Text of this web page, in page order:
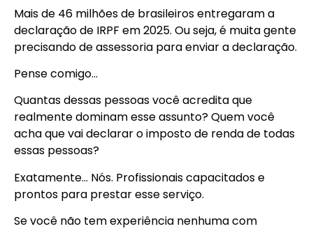
Mais de 46 milhões de brasileiros entregaram a
declaração de IRPF em 2025. Ou seja, é muita gente
precisando de assessoria para enviar a declaração.
Pense comigo…
Quantas dessas pessoas você acredita que
realmente dominam esse assunto? Quem você
acha que vai declarar o imposto de renda de todas
essas pessoas?
Exatamente… Nós. Profissionais capacitados e
prontos para prestar esse serviço.
Se você não tem experiência nenhuma com